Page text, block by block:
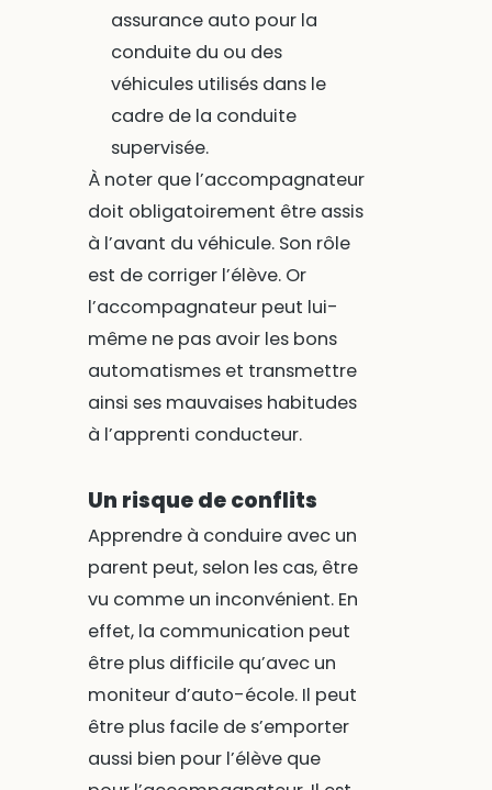
assurance auto pour la
conduite du ou des
véhicules utilisés dans le
cadre de la conduite
supervisée.
À noter que l’accompagnateur
doit obligatoirement être assis
à l’avant du véhicule. Son rôle
est de corriger l’élève. Or
l’accompagnateur peut lui-
même ne pas avoir les bons
automatismes et transmettre
ainsi ses mauvaises habitudes
à l’apprenti conducteur.
Un risque de conflits
Apprendre à conduire avec un
parent peut, selon les cas, être
vu comme un inconvénient. En
effet, la communication peut
être plus difficile qu’avec un
moniteur d’auto-école. Il peut
être plus facile de s’emporter
aussi bien pour l’élève que